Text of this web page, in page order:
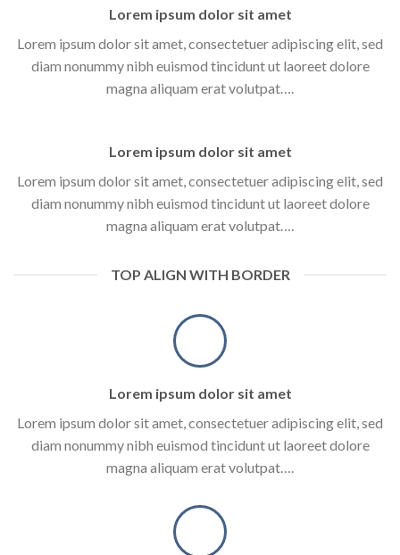
Lorem ipsum dolor sit amet
Lorem ipsum dolor sit amet, consectetuer adipiscing elit, sed
diam nonummy nibh euismod tincidunt ut laoreet dolore
magna aliquam erat volutpat….
Lorem ipsum dolor sit amet
Lorem ipsum dolor sit amet, consectetuer adipiscing elit, sed
diam nonummy nibh euismod tincidunt ut laoreet dolore
magna aliquam erat volutpat….
TOP ALIGN WITH BORDER
Lorem ipsum dolor sit amet
Lorem ipsum dolor sit amet, consectetuer adipiscing elit, sed
diam nonummy nibh euismod tincidunt ut laoreet dolore
magna aliquam erat volutpat….